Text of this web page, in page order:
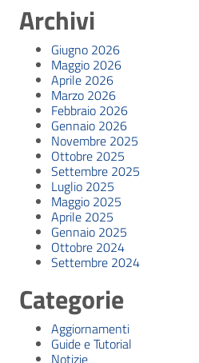
Archivi
Giugno 2026
Maggio 2026
Aprile 2026
Marzo 2026
Febbraio 2026
Gennaio 2026
Novembre 2025
Ottobre 2025
Settembre 2025
Luglio 2025
Maggio 2025
Aprile 2025
Gennaio 2025
Ottobre 2024
Settembre 2024
Categorie
Aggiornamenti
Guide e Tutorial
Notizie